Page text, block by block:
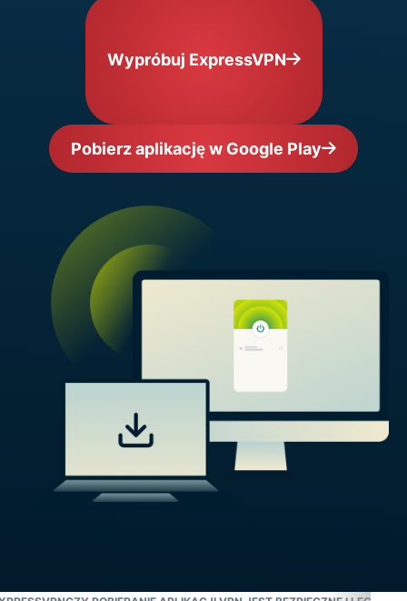
Wypróbuj ExpressVPN
Pobierz aplikację w Google Play